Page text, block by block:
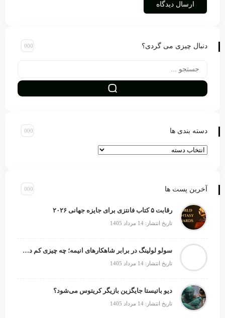
دنبال چیزی می گردی؟
دسته بندی ها
آخرین پست ها
رقابت ۵ کتاب فانتزی برای جایزه جهانی ۲۰۲۶
تاریخ انتشار: 14 مرداد 1405
سولو لولینگ در برابر شاهکارهای انیمه؛ چه چیزی کم دارد؟
تاریخ انتشار: 14 مرداد 1405
دیو باتیستا جایگزین بازیگر کریتوس می‌شود؟
تاریخ انتشار: 14 مرداد 1405